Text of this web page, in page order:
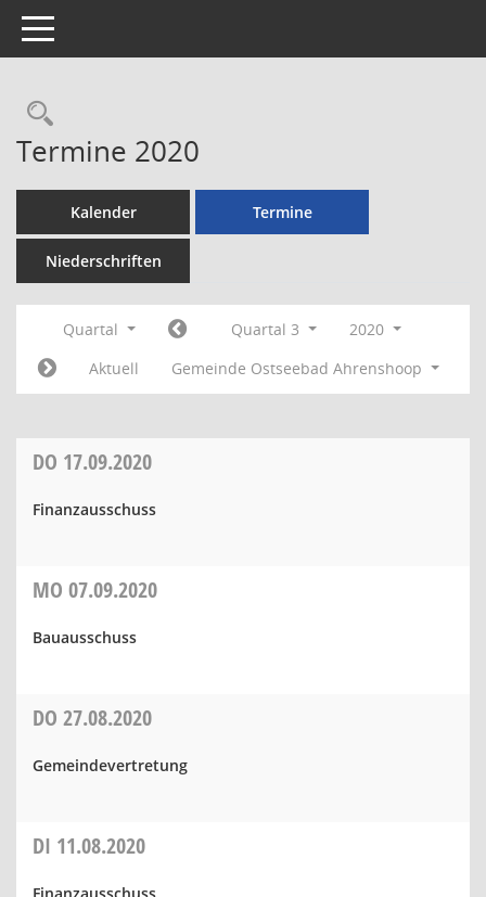
Toggle navigation
Rechercheauswahl
Termine 2020
Kalender Termine
Niederschriften
Quartal Quartal 3
2020
Aktuell
Gemeinde Ostseebad Ahrenshoop
DO 17.09.2020
Finanzausschuss
MO 07.09.2020
Bauausschuss
DO 27.08.2020
Gemeindevertretung
DI 11.08.2020